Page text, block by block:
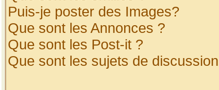
Puis-je poster des Images?
Que sont les Annonces ?
Que sont les Post-it ?
Que sont les sujets de